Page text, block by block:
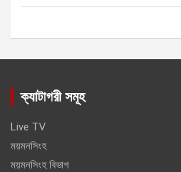
ক্যাটাগরী সমূহ
Live TV
ময়মনসিংহ
ময়মনসিংহ বিভাগ